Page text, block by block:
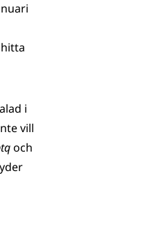
i
vill
och